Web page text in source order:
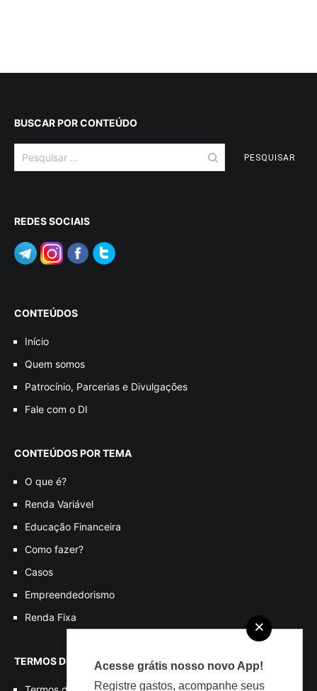
BUSCAR POR CONTEÚDO
Pesquisar
por:
REDES SOCIAIS
CONTEÚDOS
Início
Quem somos
Patrocínio, Parcerias e Divulgações
Fale com o DI
CONTEÚDOS POR TEMA
O que é?
Renda Variável
Educação Financeira
Como fazer?
Casos
Empreendedorismo
Renda Fixa
TERMOS DE USO
×
Acesse grátis nosso novo App!
Registre gastos, acompanhe seus